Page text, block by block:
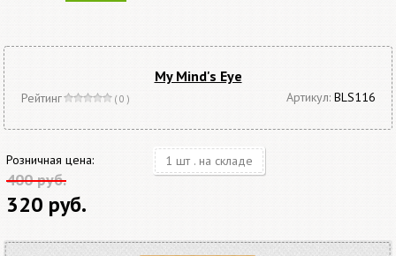
My Mind's Eye
Рейтинг ( 0 ) Артикул: BLS116
Розничная цена:
400 руб.
320 руб.
1 шт . на складе